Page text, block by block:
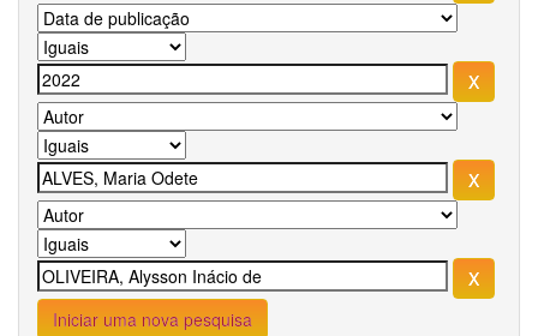
Iniciar uma nova pesquisa